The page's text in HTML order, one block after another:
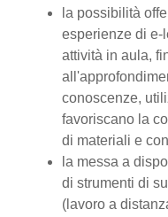
la possibilità
esperienze di e-
attività in aula,
conoscenze,
favoriscano la
di materiali e
la messa a
di strumenti di
(lavoro a